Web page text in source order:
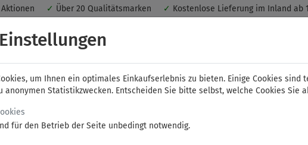
Aktionen ✓ Über 20 Qualitätsmarken ✓ Kostenlose Lieferung im Inland ab
für ein optimales Einkaufserlebnis. Dabei werden beispielsweise die
gespeichert. Ohne Cookies ist der Funktionsumfang des Online-Shops
um Ihnen ein optimales Einkaufserlebnis zu bieten. Einige Cookies sind
anonymen Statistikzwecken. Entscheiden Sie bitte selbst, welche Cookies Sie
für den Betrieb der Seite unbedingt notwendig.